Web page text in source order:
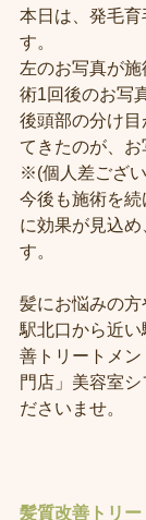
本日は、発毛育
す。
左のお写真が
術1回後のお写
後頭部の分け
てきたのが、お
※(個人差ござい
今後も施術を
に効果が見込め
す。
髪にお悩みの
駅北口から近
善トリートメン
門店」美容室シ
ださいませ。
髪質改善トリ